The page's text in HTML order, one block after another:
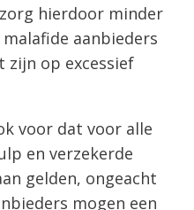
hierdoor minder
aanbieders
zijn op excessief
voor dat voor alle
en verzekerde
gelden, ongeacht
mogen een